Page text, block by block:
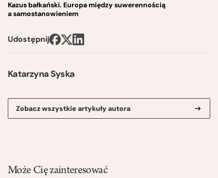
Katarzyna Syska
Zobacz wszystkie artykuły autora
Kazus bałkański. Europa między suwerennością
a samostanowieniem
Udostępnij
Może Cię zainteresować